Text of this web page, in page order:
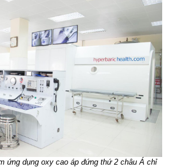
ứng dụng oxy cao áp đứng thứ 2 châu Á chỉ